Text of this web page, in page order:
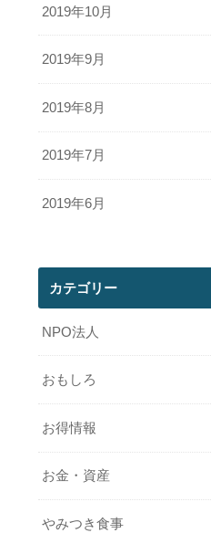
2019年10月
2019年9月
2019年8月
2019年7月
2019年6月
カテゴリー
NPO法人
おもしろ
お得情報
お金・資産
やみつき食事